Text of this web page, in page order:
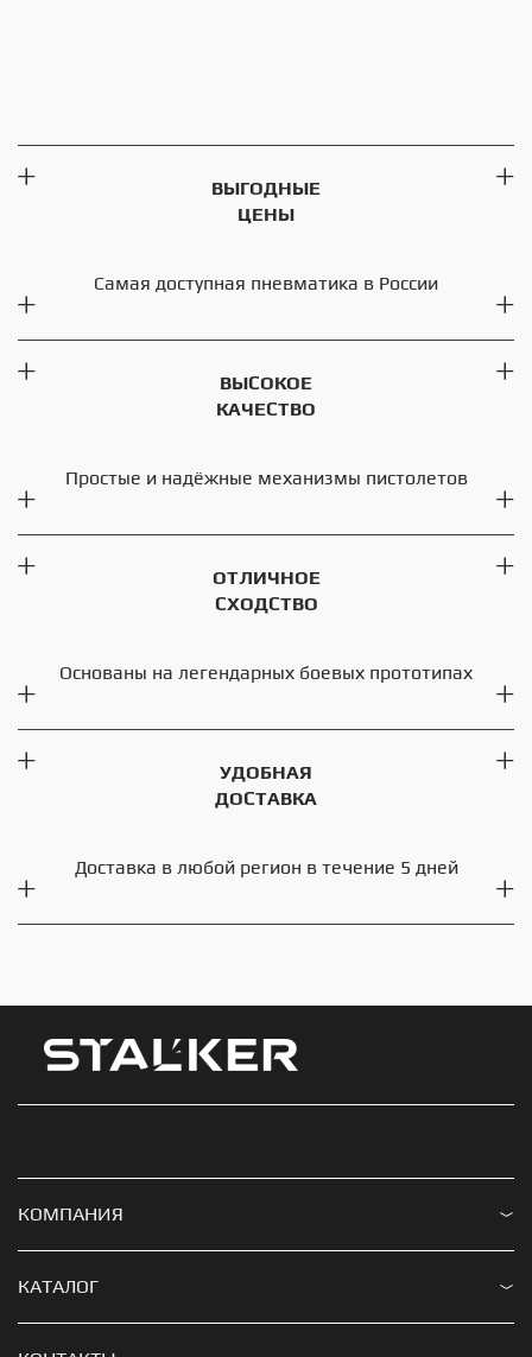
ВЫГОДНЫЕ
ЦЕНЫ
Самая доступная пневматика в России
ВЫСОКОЕ
КАЧЕСТВО
Простые и надёжные механизмы пистолетов
ОТЛИЧНОЕ
СХОДСТВО
Основаны на легендарных боевых прототипах
УДОБНАЯ
ДОСТАВКА
Доставка в любой регион в течение 5 дней
КОМПАНИЯ
Часто задаваемые вопросы
КАТАЛОГ